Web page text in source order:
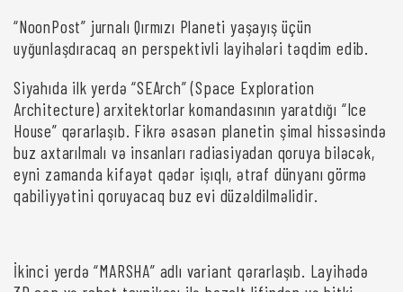
“NoonPost” jurnalı Qırmızı Planeti yaşayış üçün
uyğunlaşdıracaq ən perspektivli layihələri təqdim edib.
Siyahıda ilk yerdə “SEArch” (Space Exploration
Architecture) arxitektorlar komandasının yaratdığı “Ice
House” qərarlaşıb. Fikrə əsasən planetin şimal hissəsində
buz axtarılmalı və insanları radiasiyadan qoruya biləcək,
eyni zamanda kifayət qədər işıqlı, ətraf dünyanı görmə
qabiliyyətini qoruyacaq buz evi düzəldilməlidir.
İkinci yerdə “MARSHA” adlı variant qərarlaşıb. Layihədə